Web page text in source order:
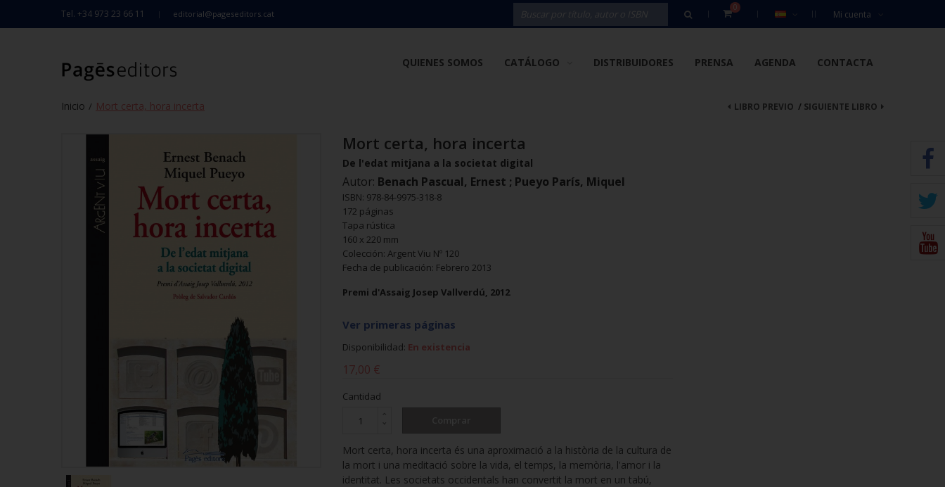
Tel. +34 973 23 66 11 editorial@pageseditors.cat Mi cuenta
0
QUIENES SOMOS CATÁLOGO DISTRIBUIDORES PRENSA AGENDA CONTACTA
Inicio / Mort certa, hora incerta SIGUIENTE LIBRO
LIBRO PREVIO /
Mort certa, hora incerta
De l'edat mitjana a la societat digital
Autor: Benach Pascual, Ernest ; Pueyo París, Miquel
ISBN: 978-84-9975-318-8
172 páginas
Tapa rústica
160 x 220 mm
Colección: Argent Viu Nº 120
Fecha de publicación: Febrero 2013
Premi d'Assaig Josep Vallverdú, 2012
Ver primeras páginas
Disponibilidad: En existencia
17,00 €
Cantidad
Mort certa, hora incerta és una aproximació a la història de la cultura de
la mort i una meditació sobre la vida, el temps, la memòria, l'amor i la
identitat. Les societats occidentals han convertit la mort en un tabú,